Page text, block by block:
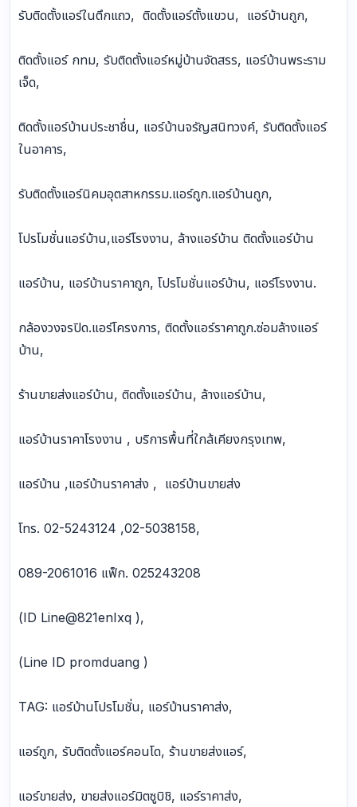
รับติดตั้งแอร์ในตึกแถว, ติดตั้งแอร์ตั้งแขวน, แอร์บ้านถูก,
ติดตั้งแอร์ กทม, รับติดตั้งแอร์หมู่บ้านจัดสรร, แอร์บ้านพระราม
เจ็ด,
ติดตั้งแอร์บ้านประชาชื่น, แอร์บ้านจรัญสนิทวงค์, รับติดตั้งแอร์
ในอาคาร,
รับติดตั้งแอร์นิคมอุตสาหกรรม.แอร์ถูก.แอร์บ้านถูก,
โปรโมชั่นแอร์บ้าน,แอร์โรงงาน, ล้างแอร์บ้าน ติดตั้งแอร์บ้าน
แอร์บ้าน, แอร์บ้านราคาถูก, โปรโมชั่นแอร์บ้าน, แอร์โรงงาน.
กล้องวงจรปิด.แอร์โครงการ, ติดตั้งแอร์ราคาถูก.ซ่อมล้างแอร์
บ้าน,
ร้านขายส่งแอร์บ้าน, ติดตั้งแอร์บ้าน, ล้างแอร์บ้าน,
แอร์บ้านราคาโรงงาน , บริการพื้นที่ใกล้เคียงกรุงเทพ,
แอร์บ้าน ,แอร์บ้านราคาส่ง , แอร์บ้านขายส่ง
โทร. 02-5243124 ,02-5038158,
089-2061016 แฟ็ก. 025243208
(ID Line@821enIxq ),
(Line ID promduang )
TAG: แอร์บ้านโปรโมชั่น, แอร์บ้านราคาส่ง,
แอร์ถูก, รับติดตั้งแอร์คอนโด, ร้านขายส่งแอร์,
แอร์ขายส่ง, ขายส่งแอร์มิตซูบิชิ, แอร์ราคาส่ง,